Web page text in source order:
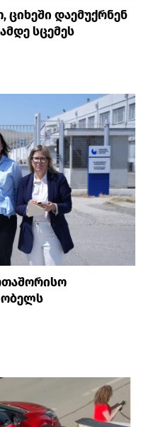
ციხეში დაემუქრნენ
სცემეს